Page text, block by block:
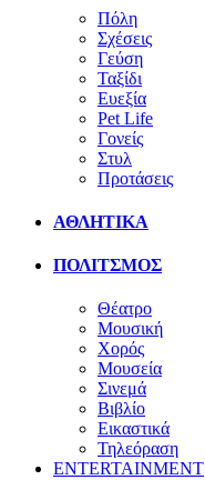
Πόλη
Σχέσεις
Γεύση
Ταξίδι
Ευεξία
Pet Life
Γονείς
Στυλ
Προτάσεις
ΑΘΛΗΤΙΚΑ
ΠΟΛΙΤΣΜΟΣ
Θέατρο
Μουσική
Χορός
Μουσεία
Σινεμά
Βιβλίο
Εικαστικά
Τηλεόραση
ENTERTAINMENT